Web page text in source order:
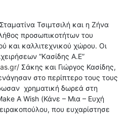
Τσιμτσιλή και η Ζήνα
προσωπικοτήτων του
και καλλιτεχνικού χώρου. Οι
“Kασίδης Α.Ε”
Σάκης και Γιώργος Κασίδης,
στο περίπτερο τους τους
χρηματική δωρεά στη
A Wish (Κάνε – Μια – Ευχή
που ευχαρίστησε